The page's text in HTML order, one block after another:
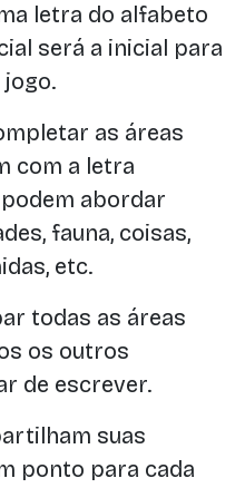
letra do alfabeto
será a inicial para
jogo.
as áreas
com a letra
abordar
fauna, coisas,
etc.
todas as áreas
os outros
de escrever.
suas
ponto para cada